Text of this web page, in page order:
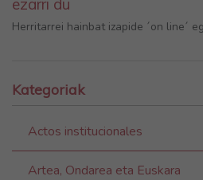
Herritarrei hainbat izapide ´on line´
Kategoriak
Actos institucionales
Artea, Ondarea eta Euskara